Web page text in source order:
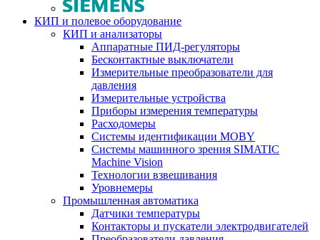
КИП и полевое оборудование
КИП и анализаторы
Аппаратные ПИД-регуляторы
Бесконтактные выключатели
Измерительные преобразователи для
давления
Измерительные устройства
Приборы измерения температуры
Расходомеры
Системы идентификации MOBY
Системы машинного зрения SIMATIC
Machine Vision
Технологии взвешивания
Уровнемеры
Промышленная автоматика
Датчики температуры
Контакторы и пускатели электродвигателей